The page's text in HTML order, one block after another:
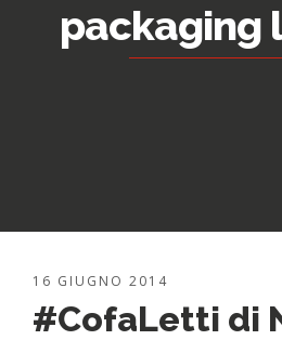
packaging
16 GIUGNO 2014
#CofaLetti di